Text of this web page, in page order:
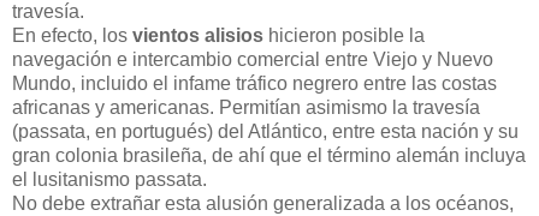
travesía.
En efecto, los vientos alisios hicieron posible la
navegación e intercambio comercial entre Viejo y Nuevo
Mundo, incluido el infame tráfico negrero entre las costas
africanas y americanas. Permitían asimismo la travesía
(passata, en portugués) del Atlántico, entre esta nación y su
gran colonia brasileña, de ahí que el término alemán incluya
el lusitanismo passata.
No debe extrañar esta alusión generalizada a los océanos,